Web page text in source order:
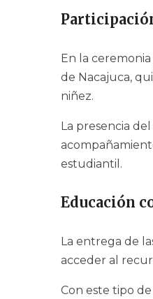
En la
de Nacajuca,
niñez.
La presencia
estudiantil.
Educación
La entrega de
acceder al
Con este tipo